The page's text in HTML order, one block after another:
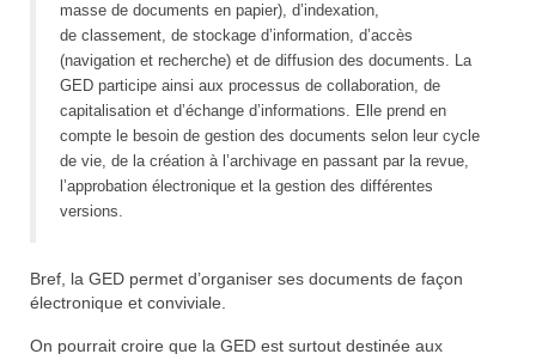
masse de documents en papier), d’indexation,
de classement, de stockage d’information, d’accès
(navigation et recherche) et de diffusion des documents. La
GED participe ainsi aux processus de collaboration, de
capitalisation et d’échange d’informations. Elle prend en
compte le besoin de gestion des documents selon leur cycle
de vie, de la création à l’archivage en passant par la revue,
l’approbation électronique et la gestion des différentes
versions.
Bref, la GED permet d’organiser ses documents de façon
électronique et conviviale.
On pourrait croire que la GED est surtout destinée aux